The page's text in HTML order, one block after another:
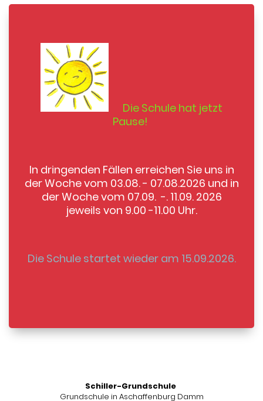
Die Schule hat jetzt
Pause!
In dringenden Fällen erreichen Sie uns in
der Woche vom 03.08. - 07.08.2026 und in
der Woche vom 07.09. -. 11.09. 2026
jeweils von 9.00 -11.00 Uhr.
Die Schule startet wieder am 15.09.2026.
Schiller-Grundschule
Grundschule in Aschaffenburg Damm